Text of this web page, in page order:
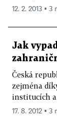
12. 2. 2013 ▪ 3
Jak
Česká
zejména
institucích
17. 8. 2012 ▪ 3